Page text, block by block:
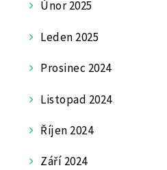
Únor 2025
Leden 2025
Prosinec 2024
Listopad 2024
Říjen 2024
Září 2024